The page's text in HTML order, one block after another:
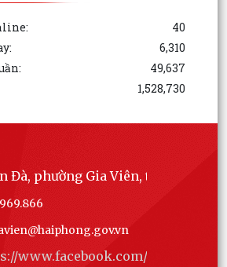
40
6,310
49,637
1,528,730
Đà, phường Gia Viên, thành phố
www.facebook.com/